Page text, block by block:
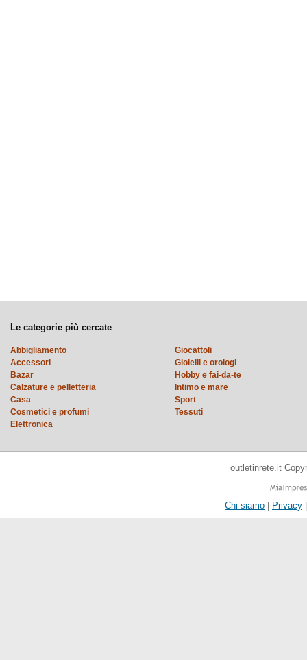
Le categorie più cercate
Abbigliamento
Accessori
Bazar
Calzature e pelletteria
Casa
Cosmetici e profumi
Elettronica
Giocattoli
Gioielli e orologi
Hobby e fai-da-te
Intimo e mare
Sport
Tessuti
outletinrete.it
Chi siamo | Privacy